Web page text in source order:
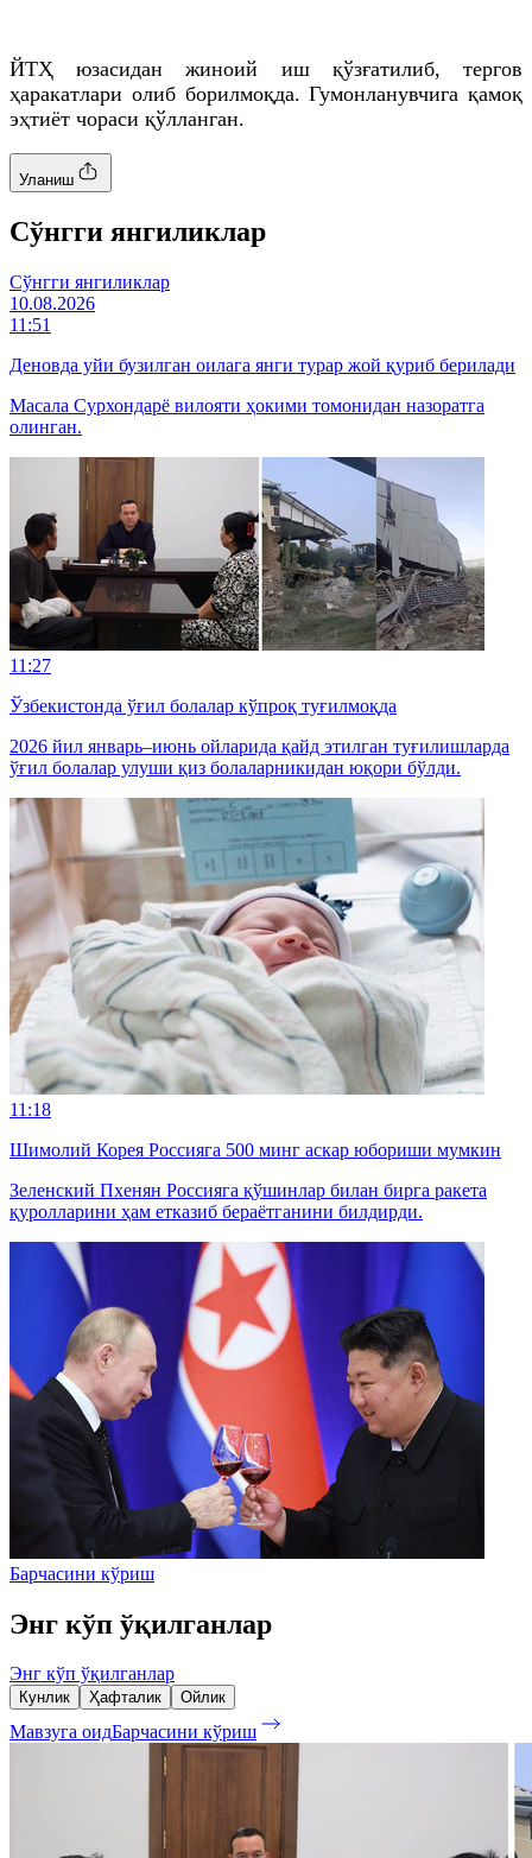
ЙТҲ юзасидан жиноий иш қўзғатилиб, тергов
ҳаракатлари олиб борилмоқда. Гумонланувчига қамоқ
эҳтиёт чораси қўлланган.
Уланиш
Cўнгги янгиликлар
Cўнгги янгиликлар
10.08.2026
11:51
Деновда уйи бузилган оилага янги турар жой қуриб берилади
Масала Сурхондарё вилояти ҳокими томонидан назоратга
олинган.
11:27
Ўзбекистонда ўғил болалар кўпроқ туғилмоқда
2026 йил январь–июнь ойларида қайд этилган туғилишларда
ўғил болалар улуши қиз болаларникидан юқори бўлди.
11:18
Шимолий Корея Россияга 500 минг аскар юбориши мумкин
Зеленский Пхенян Россияга қўшинлар билан бирга ракета
қуролларини ҳам етказиб бераётганини билдирди.
Барчасини кўриш
Энг кўп ўқилганлар
Энг кўп ўқилганлар
Кунлик Ҳафталик Ойлик
Мавзуга оидБарчасини кўриш